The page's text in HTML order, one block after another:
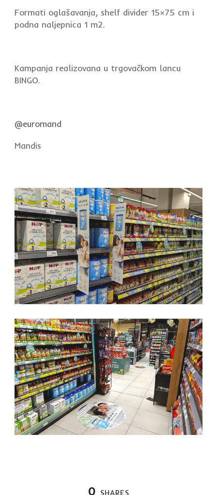
Formati oglašavanja, shelf divider 15×75 cm i
podna naljepnica 1 m2.
Kampanja realizovana u trgovačkom lancu
BINGO.
@euromand
Mandis
0 SHARES